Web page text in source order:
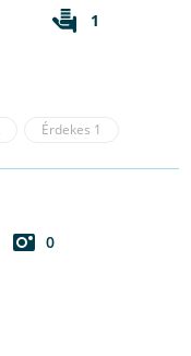
1
Érdekes 1
0